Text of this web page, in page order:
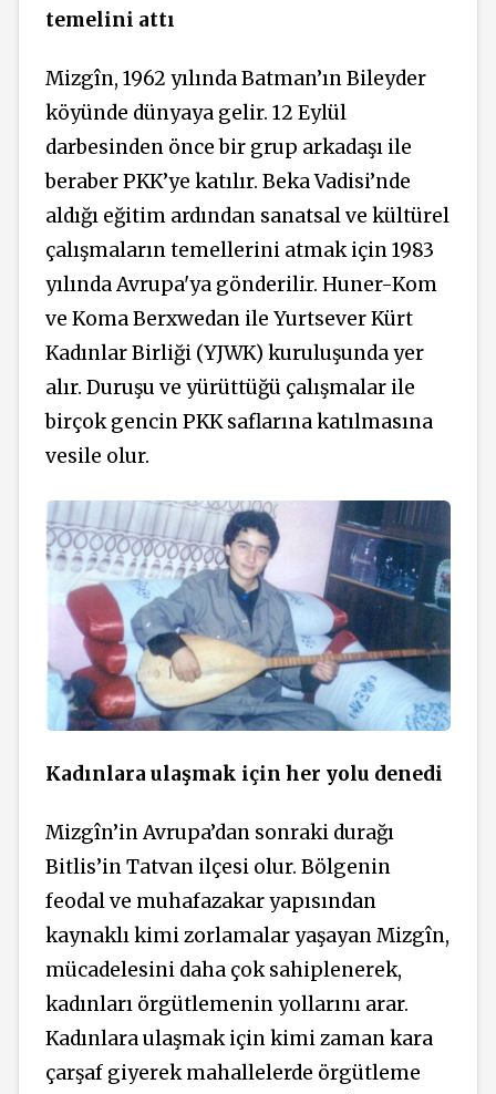
temelini attı
Mizgîn, 1962 yılında Batman’ın Bileyder
köyünde dünyaya gelir. 12 Eylül
darbesinden önce bir grup arkadaşı ile
beraber PKK’ye katılır. Beka Vadisi’nde
aldığı eğitim ardından sanatsal ve kültürel
çalışmaların temellerini atmak için 1983
yılında Avrupa'ya gönderilir. Huner-Kom
ve Koma Berxwedan ile Yurtsever Kürt
Kadınlar Birliği (YJWK) kuruluşunda yer
alır. Duruşu ve yürüttüğü çalışmalar ile
birçok gencin PKK saflarına katılmasına
vesile olur.
Kadınlara ulaşmak için her yolu denedi
Mizgîn’in Avrupa’dan sonraki durağı
Bitlis’in Tatvan ilçesi olur. Bölgenin
feodal ve muhafazakar yapısından
kaynaklı kimi zorlamalar yaşayan Mizgîn,
mücadelesini daha çok sahiplenerek,
kadınları örgütlemenin yollarını arar.
Kadınlara ulaşmak için kimi zaman kara
çarşaf giyerek mahallelerde örgütleme